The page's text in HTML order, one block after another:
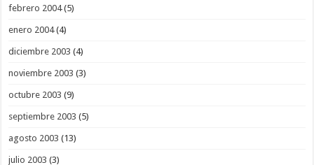
febrero 2004(5)
enero 2004(4)
diciembre 2003 (4)
noviembre 2003 (3)
octubre 2003 (9)
septiembre 2003 (5)
agosto 2003 (13)
julio 2003 (3)